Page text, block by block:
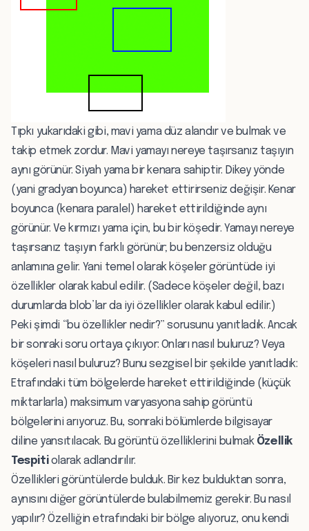
Tıpkı yukarıdaki gibi, mavi yama düz alandır ve bulmak ve
takip etmek zordur. Mavi yamayı nereye taşırsanız taşıyın
aynı görünür. Siyah yama bir kenara sahiptir. Dikey yönde
(yani gradyan boyunca) hareket ettirirseniz değişir. Kenar
boyunca (kenara paralel) hareket ettirildiğinde aynı
görünür. Ve kırmızı yama için, bu bir köşedir. Yamayı nereye
taşırsanız taşıyın farklı görünür; bu benzersiz olduğu
anlamına gelir. Yani temel olarak köşeler görüntüde iyi
özellikler olarak kabul edilir. (Sadece köşeler değil, bazı
durumlarda blob’lar da iyi özellikler olarak kabul edilir.)
Peki şimdi “bu özellikler nedir?” sorusunu yanıtladık. Ancak
bir sonraki soru ortaya çıkıyor: Onları nasıl buluruz? Veya
köşeleri nasıl buluruz? Bunu sezgisel bir şekilde yanıtladık:
Etrafındaki tüm bölgelerde hareket ettirildiğinde (küçük
miktarlarla) maksimum varyasyona sahip görüntü
bölgelerini arıyoruz. Bu, sonraki bölümlerde bilgisayar
diline yansıtılacak. Bu görüntü özelliklerini bulmak Özellik
Tespitiolarak adlandırılır.
Özellikleri görüntülerde bulduk. Bir kez bulduktan sonra,
aynısını diğer görüntülerde bulabilmemiz gerekir. Bu nasıl
yapılır? Özelliğin etrafındaki bir bölge alıyoruz, onu kendi